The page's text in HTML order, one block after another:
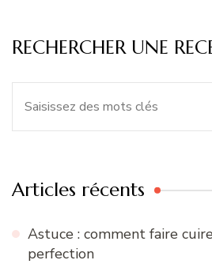
RECHERCHER UNE
Articles récents
Astuce : comment faire
perfection